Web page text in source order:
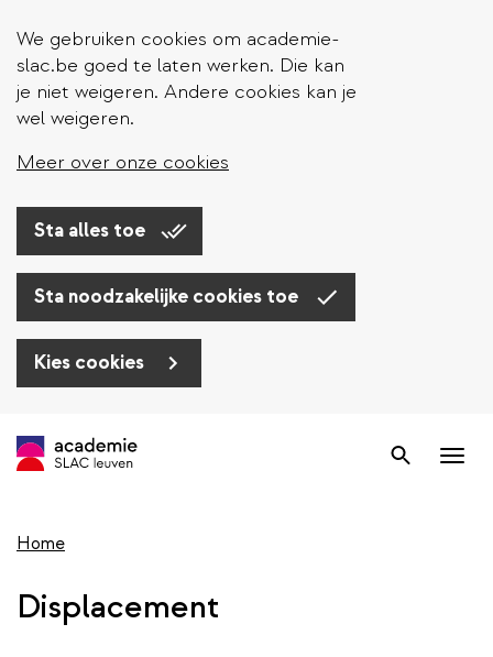
We gebruiken cookies om academie-
slac.be goed te laten werken. Die kan
je niet weigeren. Andere cookies kan je
wel weigeren.
Meer over onze cookies
Sta alles toe
Sta noodzakelijke cookies toe
Kies cookies
en
inhoud
Zoek
Home
Displacement